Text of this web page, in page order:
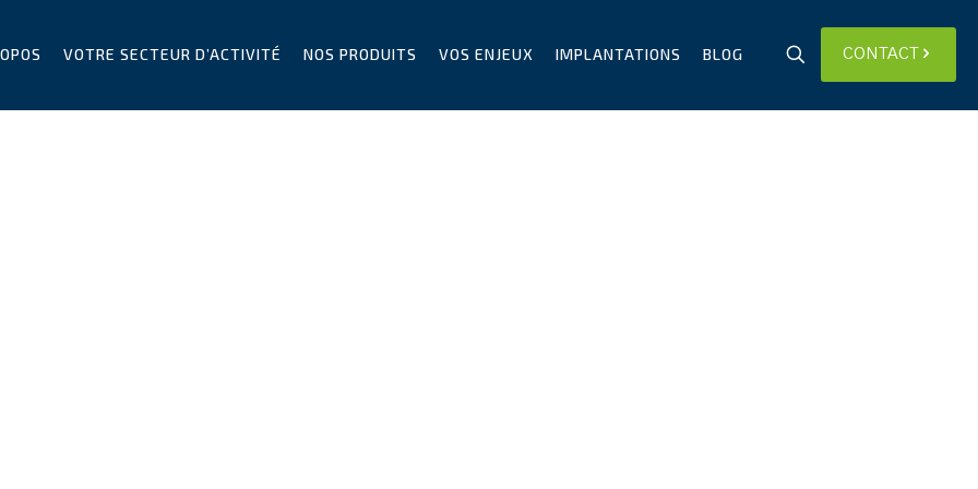
VOTRE SECTEUR D’ACTIVITÉ NOS PRODUITS VOS ENJEUX IMPLANTATIONS BLOG CONTACT